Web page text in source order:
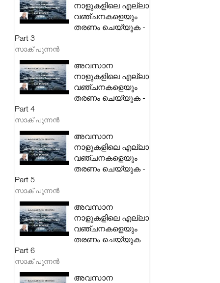
നാളുകളിലെ എല്ലാ
വഞ്ചനകളെയും
തരണം ചെയ്യുക -
Part 3
സാക് പുന്നൻ
അവസാന
നാളുകളിലെ എല്ലാ
വഞ്ചനകളെയും
തരണം ചെയ്യുക -
Part 4
സാക് പുന്നൻ
അവസാന
നാളുകളിലെ എല്ലാ
വഞ്ചനകളെയും
തരണം ചെയ്യുക -
Part 5
സാക് പുന്നൻ
അവസാന
നാളുകളിലെ എല്ലാ
വഞ്ചനകളെയും
തരണം ചെയ്യുക -
Part 6
സാക് പുന്നൻ
അവസാന